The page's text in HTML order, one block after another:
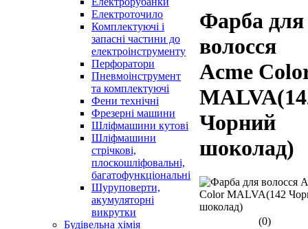
Електроточило
Комплектуючі і
запасні частини до
електроінструменту
Перфоратори
Пневмоінструмент
та комплектуючі
Фени технічні
Фрезерні машини
Шліфмашини кутові
Шліфмашини
стрічкові,
плоскошліфовальні,
багатофункціональні
Шуруповерти,
акумуляторні
викрутки
Будівельна хімія
Фарба для
волосся
Acme
Чорний
шоколад)
(0)